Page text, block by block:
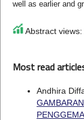
well as earlier and
Abstract views:
Most read
Andhira